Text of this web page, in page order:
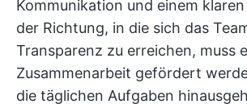
Kommunikation und einem
der Richtung, in die sich das
Transparenz zu erreichen, muss
Zusammenarbeit gefördert
die täglichen Aufgaben